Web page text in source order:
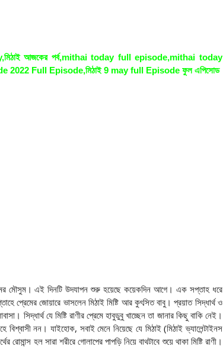
আজকের পর্ব,mithai today full episode,mithai today
Full Episode,মিঠাই 9 may full Episode ফুল এপিসোড
মৌসুম। এই দিনটি উদযাপন শুরু হয়েছে কয়েকদিন আগে। এক সপ্তাহ ধরে
প্রেমের জোয়ারে ভাসলেন মিঠাই মিষ্টি আর কুৎসিত বাবু। প্রয়াত সিদ্ধার্থ ও
সিদ্ধার্থ যে মিষ্টি রাণীর প্রেমে হাবুডুবু খাচ্ছেন তা জানার কিছু বাকি নেই।
বিশ্বাসী নন। যাইহোক, সবাই মেনে নিয়েছে যে মিঠাই (মিঠাই ভ্যালেন্টাইনস
হল সারা শরীরে গোলাপের পাপড়ি নিয়ে বাথটাবে শুয়ে থাকা মিষ্টি রাণী।